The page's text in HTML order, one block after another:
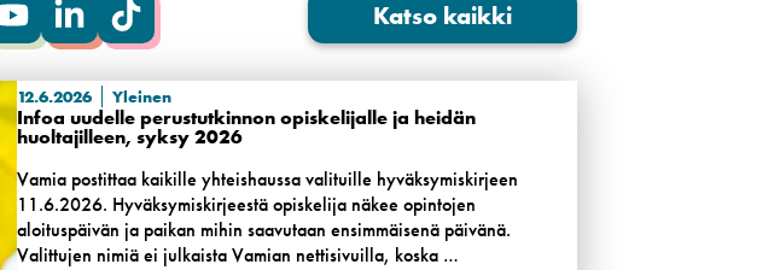
Katso kaikki
12.6.2026 Yleinen
Infoa uudelle perustutkinnon opiskelijalle ja heidän
huoltajilleen, syksy 2026
Vamia postittaa kaikille yhteishaussa valituille hyväksymiskirjeen
11.6.2026. Hyväksymiskirjeestä opiskelija näkee opintojen
aloituspäivän ja paikan mihin saavutaan ensimmäisenä päivänä.
Valittujen nimiä ei julkaista Vamian nettisivuilla, koska …